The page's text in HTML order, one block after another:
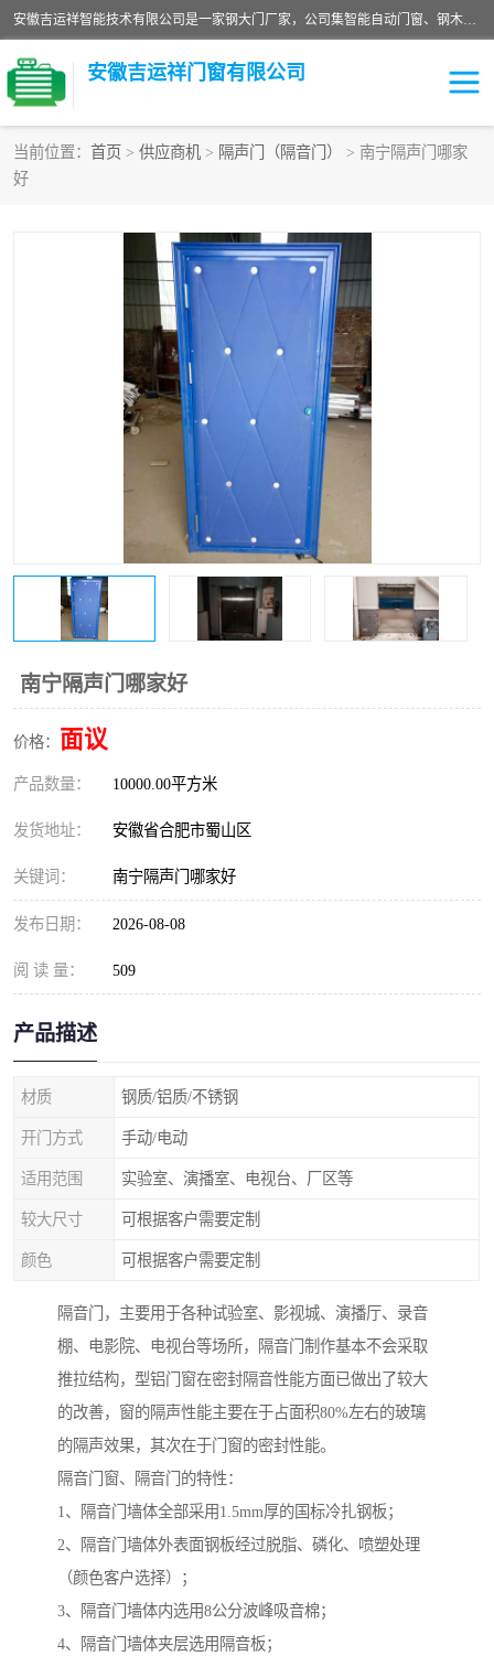
安徽吉运祥智能技术有限公司是一家钢大门厂家，公司集智能自动门窗、钢木门、特种门窗、工业门窗、图集门窗、定制门窗、非标门窗等通道产品的研发设计、制作、安装于一体的综合性、性高新技术企业。
安徽吉运祥门窗有限公司
当前位置： 首页 > 供应商机 > 隔声门（隔音门）
> 南宁隔声门哪家
好
南宁隔声门哪家好
价格： 面议
产品数量： 10000.00平方米
发货地址： 安徽省合肥市蜀山区
关键词： 南宁隔声门哪家好
发布日期： 2026-08-08
阅 读 量： 509
产品描述
材质 钢质/铝质/不锈钢
开门方式 手动/电动
适用范围 实验室、演播室、电视台、厂区等
较大尺寸 可根据客户需要定制
颜色 可根据客户需要定制
隔音门，主要用于各种试验室、影视城、演播厅、录音
棚、电影院、电视台等场所，隔音门制作基本不会采取
推拉结构，型铝门窗在密封隔音性能方面已做出了较大
的改善，窗的隔声性能主要在于占面积80%左右的玻璃
的隔声效果，其次在于门窗的密封性能。
隔音门窗、隔音门的特性：
1、隔音门墙体全部采用1.5mm厚的国标冷扎钢板；
2、隔音门墙体外表面钢板经过脱脂、磷化、喷塑处理
（颜色客户选择）；
3、隔音门墙体内选用8公分波峰吸音棉；
4、隔音门墙体夹层选用隔音板；
变压器室门窗
工业电动折叠门 钢木门
工业平移门
监狱门及监狱设备
变压器室配电房门 钢大门厂家
彩钢板门